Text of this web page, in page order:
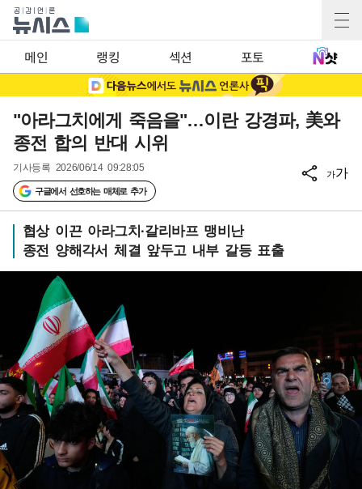
메인 랭킹 섹션 포토
"아라그치에게 죽음을"…이란 강경파, 美와
종전 합의 반대 시위
기사등록 2026/06/14 09:28:05
구글에서 선호하는 매체로 추가
가가
협상 이끈 아라그치·갈리바프 맹비난
종전 양해각서 체결 앞두고 내부 갈등 표출